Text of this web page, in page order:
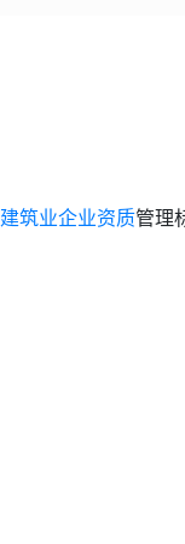
建筑业企业资质管理